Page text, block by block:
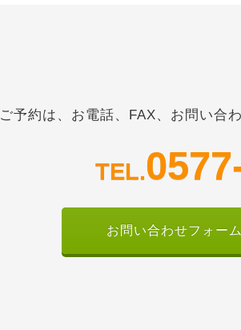
ご予約は、お電話、FAX、お問い合
TEL.
お問い合わせフォー